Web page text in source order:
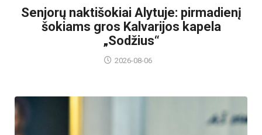
Senjorų naktišokiai Alytuje: pirmadienį
šokiams gros Kalvarijos kapela
„Sodžius“
2026-08-06